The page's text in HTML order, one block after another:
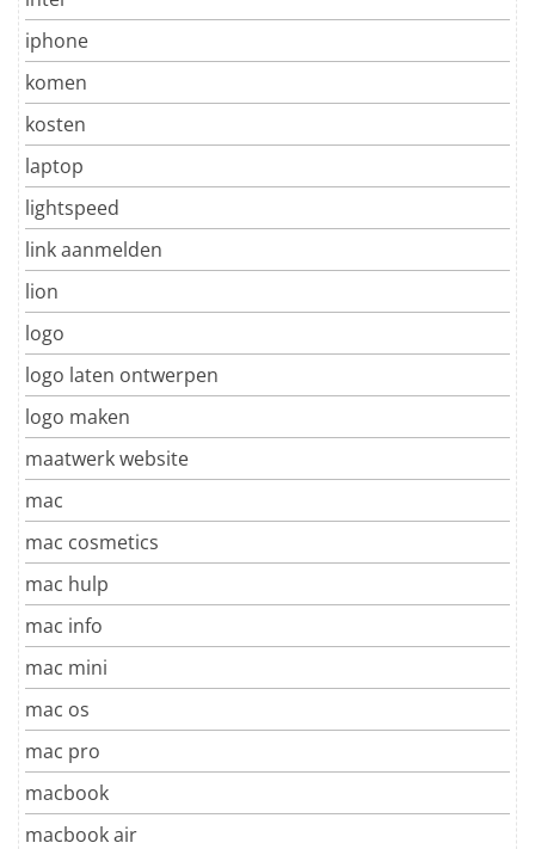
iphone
komen
kosten
laptop
lightspeed
link aanmelden
lion
logo
logo laten ontwerpen
logo maken
maatwerk website
mac
mac cosmetics
mac hulp
mac info
mac mini
mac os
mac pro
macbook
macbook air